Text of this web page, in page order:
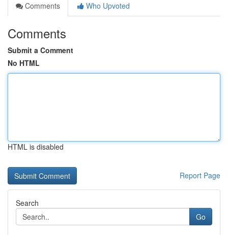
Comments
Who Upvoted
Comments
Submit a Comment
No HTML
HTML is disabled
Report Page
Search
Go